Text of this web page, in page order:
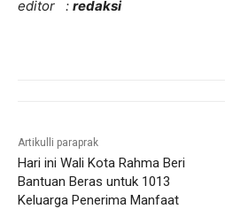
editor : redaksi
Artikulli paraprak
Hari ini Wali Kota Rahma Beri
Bantuan Beras untuk 1013
Keluarga Penerima Manfaat